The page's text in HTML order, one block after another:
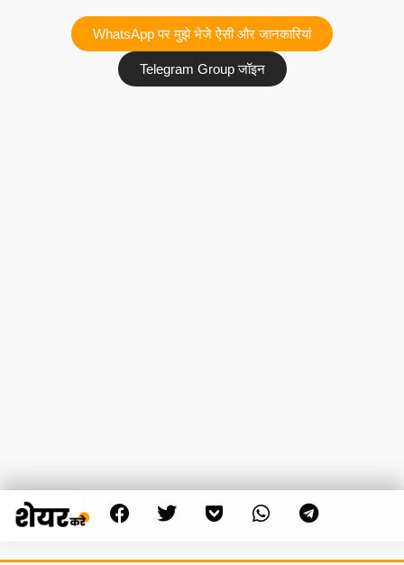
WhatsApp पर मुझे भेजे ऐसी और जानकारियां
Telegram Group जॉइन